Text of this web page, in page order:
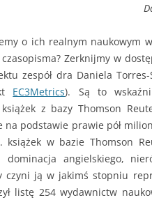
o ich realnym naukowym
Zerknijmy w
zespół dra Daniela
EC3Metrics). Są to
z bazy Thomson
na podstawie prawie pół
książek w bazie Thomson
dominacja angielskiego,
czyni ją w jakimś stopniu
listę 254 wydawnictw